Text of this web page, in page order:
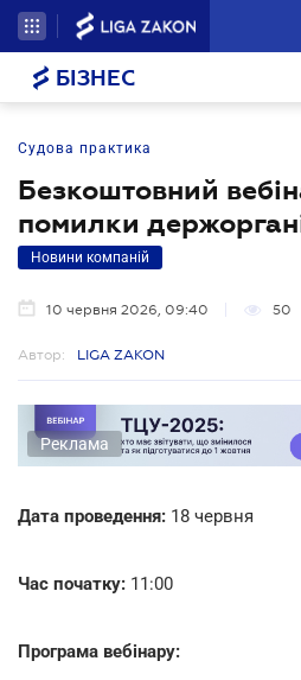
БІЗНЕС
Судова практика
Безкоштовний
помилки
Новини компаній
10 червня 2026, 09:40 50
Автор: LIGA ZAKON
Реклама
Дата проведення: 18 червня
Час початку: 11:00
Програма вебінару: